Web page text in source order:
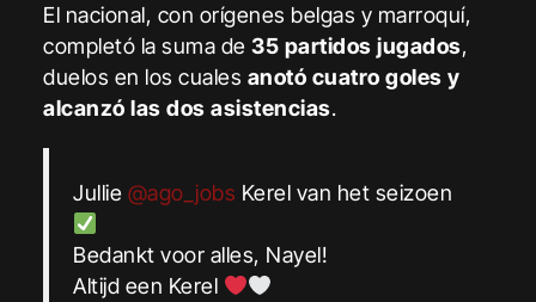
El nacional, con orígenes belgas y marroquí,
completó la suma de35 partidos jugados,
duelos en los cuales anotó cuatro goles y
alcanzó las dos asistencias.
Jullie @ago_jobs Kerel van het seizoen
Bedankt voor alles, Nayel!
Altijd een Kerel